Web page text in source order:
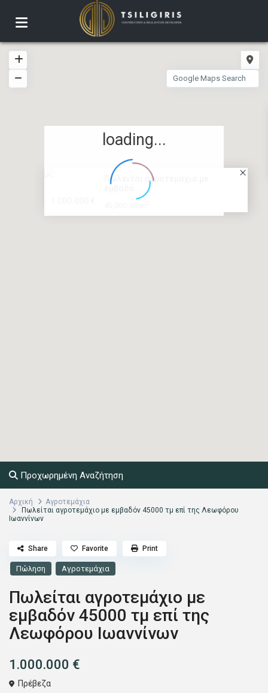
Πωλείται αγροτεμάχιο με
loading...
Προχωρημένη Αναζήτηση
Αρχική
Αγροτεμάχια
Πωλείται αγροτεμάχιο με εμβαδόν 45000 τμ επί της Λεωφόρου
Ιωαννίνων
Πώληση Αγροτεμάχια
Πωλείται αγροτεμάχιο με
εμβαδόν 45000 τμ επί της
Λεωφόρου Ιωαννίνων
1.000.000 €
Πρέβεζα
Share Favorite Print